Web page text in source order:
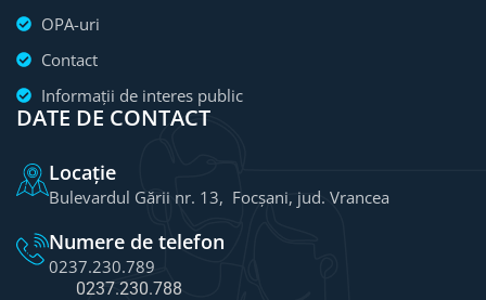
OPA-uri
Contact
Informații de interes public
DATE DE CONTACT
Locație
Bulevardul Gării nr. 13, Focșani, jud. Vrancea
Numere de telefon
0237.230.789
0237.230.788